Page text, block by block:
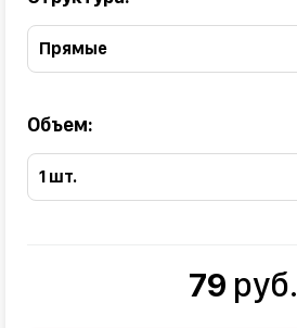
Прямые
Объем:
1 шт.
79 руб.